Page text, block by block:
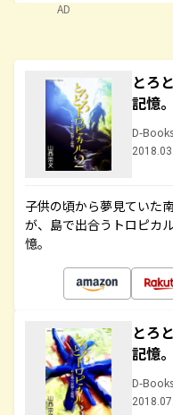
AD
とろ
記憶
D-Books
子供の頃から夢見ていた
が、島で出合うトロピカ
憶。
とろ
記憶
D-Books